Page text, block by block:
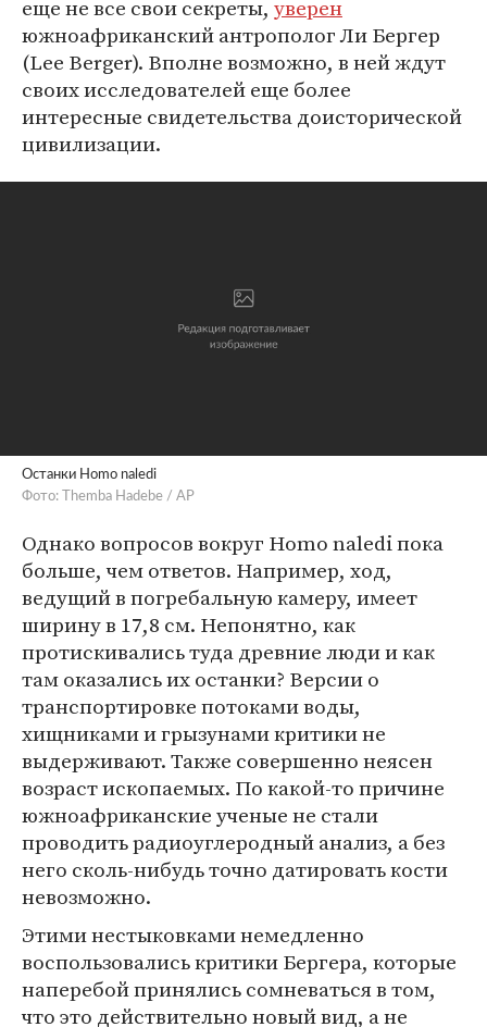
еще не все свои секреты, уверен
южноафриканский антрополог Ли Бергер
(Lee Berger). Вполне возможно, в ней ждут
своих исследователей еще более
интересные свидетельства доисторической
цивилизации.
Останки Homo naledi
Фото: Themba Hadebe / AP
Однако вопросов вокруг Homo naledi пока
больше, чем ответов. Например, ход,
ведущий в погребальную камеру, имеет
ширину в 17,8 см. Непонятно, как
протискивались туда древние люди и как
там оказались их останки? Версии о
транспортировке потоками воды,
хищниками и грызунами критики не
выдерживают. Также совершенно неясен
возраст ископаемых. По какой-то причине
южноафриканские ученые не стали
проводить радиоуглеродный анализ, а без
него сколь-нибудь точно датировать кости
невозможно.
Этими нестыковками немедленно
воспользовались критики Бергера, которые
наперебой принялись сомневаться в том,
что это действительно новый вид, а не